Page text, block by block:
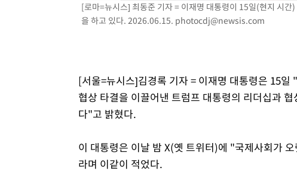
[로마=뉴시스] 최동준 기자 = 이재명 대통령이 15일(현지 시
을 하고 있다. 2026.06.15. photocdj@newsis.com
[서울=뉴시스]김경록 기자 = 이재명 대통령은 15
협상 타결을 이끌어낸 트럼프 대통령의 리더십과
다"고 밝혔다.
이 대통령은 이날 밤 X(옛 트위터)에 "국제사회가
라며 이같이 적었다.